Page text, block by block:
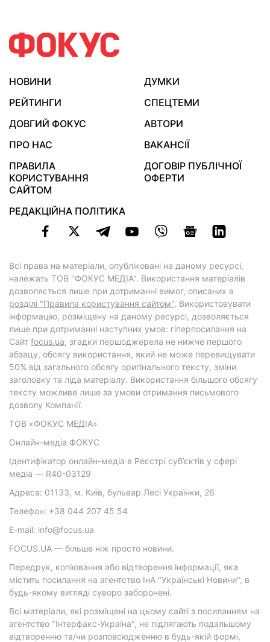
НОВИНИ
ДУМКИ
РЕЙТИНГИ
СПЕЦТЕМИ
ДОВГИЙ ФОКУС
АВТОРИ
ПРО НАС
ВАКАНСІЇ
ПРАВИЛА
КОРИСТУВАННЯ
САЙТОМ
ДОГОВІР ПУБЛІЧНОЇ
ОФЕРТИ
РЕДАКЦІЙНА ПОЛІТИКА
Всі права на матеріали, опубліковані на даному ресурсі,
належать ТОВ "ФОКУС МЕДІА". Використання матеріалів
дозволяється лише при дотриманні вимог, описаних в
розділі "Правила користування сайтом". Використовувати
інформацію, розміщену на даному ресурсі, дозволяється
лише при дотриманні наступних умов: гіперпосилання на
Cайт focus.ua, згадки першоджерела не нижче першого
абзацу, обсягу використання, який не може перевищувати
50% від загального обсягу оригінального тексту, зміни
заголовку та ліда матеріалу. Використання більшого обсягу
тексту можливе лише за умови отримання письмового
дозволу Компанії.
ТОВ «ФОКУС МЕДІА»
Онлайн-медіа ФОКУС
Ідентифікатор онлайн-медіа в Реєстрі суб’єктів у сфері
медіа — R40-03129
Адреса: 01133, м. Київ, бульвар Лесі Українки, 26
Телефон: +38 044 207 45 54
E-mail: info@focus.ua
FOCUS.UA — більше ніж просто новини.
Передрук, копіювання або відтворення інформації, яка
містить посилання на агентство ІнА "Українські Новини", в
будь-якому вигляді суворо заборонені.
Всі матеріали, які розміщені на цьому сайті з посиланням на
агентство "Інтерфакс-Україна", не підлягають подальшому
відтворенню та/чи розповсюдженню в будь-якій формі,